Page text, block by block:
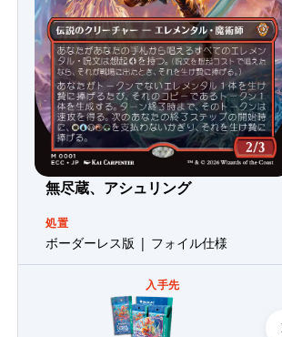
無尽蔵、アシュリング
処置
ボーダーレス版 | フォイル仕様
入手先